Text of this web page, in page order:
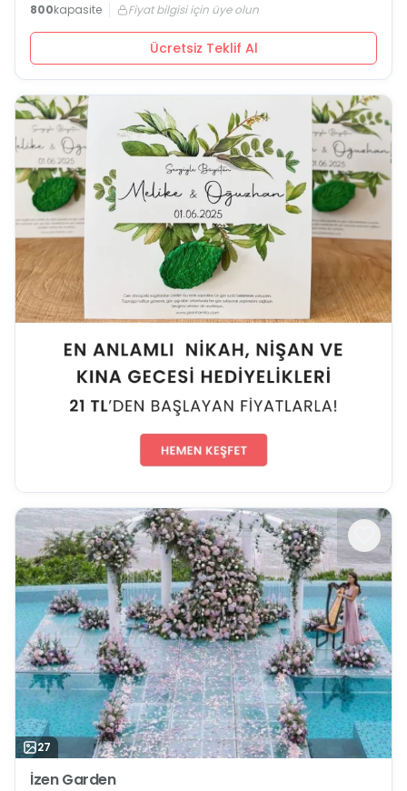
800kapasite Fiyat bilgisi için üye olun
Ücretsiz Teklif Al
27
İzen Garden